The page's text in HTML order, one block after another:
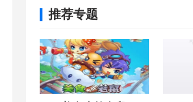
推荐专题